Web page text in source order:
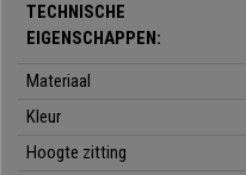
zeerresistent en flexibel.
kwaliteit te bieden. De structuur
poten. De
zitting en
TECHNISCHE
EIGENSCHAPPEN:
Materiaal
Kleur
Hoogte zitting